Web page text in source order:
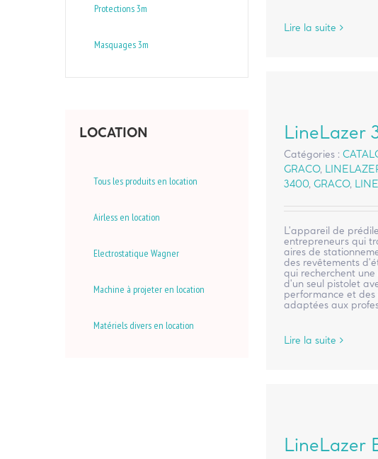
Lire la suite
LineLazer
Catégories :
GRACO,
3400,GRACO,
L'appareil de
entrepreneurs qui
aires de
des revêtements
qui recherchent
d'un seul pistolet
performance et des
adaptées aux
Lire la suite
LineLazer
Protections 3m
Masquages 3m
LOCATION
Tous les produits en location
Airless en location
Electrostatique Wagner
Machine à projeter en location
Matériels divers en location